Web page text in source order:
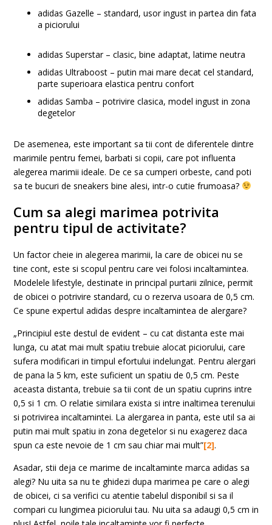
adidas Gazelle – standard, usor ingust in partea din fata
a piciorului
adidas Superstar – clasic, bine adaptat, latime neutra
adidas Ultraboost – putin mai mare decat cel standard,
parte superioara elastica pentru confort
adidas Samba – potrivire clasica, model ingust in zona
degetelor
De asemenea, este important sa tii cont de diferentele dintre
marimile pentru femei, barbati si copii, care pot influenta
alegerea marimii ideale. De ce sa cumperi orbeste, cand poti
sa te bucuri de sneakers bine alesi, intr-o cutie frumoasa?
Cum sa alegi marimea potrivita
pentru tipul de activitate?
Un factor cheie in alegerea marimii, la care de obicei nu se
tine cont, este si scopul pentru care vei folosi incaltamintea.
Modelele lifestyle, destinate in principal purtarii zilnice, permit
de obicei o potrivire standard, cu o rezerva usoara de 0,5 cm.
Ce spune expertul adidas despre incaltamintea de alergare?
„Principiul este destul de evident – cu cat distanta este mai
lunga, cu atat mai mult spatiu trebuie alocat piciorului, care
sufera modificari in timpul efortului indelungat. Pentru alergari
de pana la 5 km, este suficient un spatiu de 0,5 cm. Peste
aceasta distanta, trebuie sa tii cont de un spatiu cuprins intre
0,5 si 1 cm. O relatie similara exista si intre inaltimea terenului
si potrivirea incaltamintei. La alergarea in panta, este util sa ai
putin mai mult spatiu in zona degetelor si nu exagerez daca
spun ca este nevoie de 1 cm sau chiar mai mult”[2].
Asadar, stii deja ce marime de incaltaminte marca adidas sa
alegi? Nu uita sa nu te ghidezi dupa marimea pe care o alegi
de obicei, ci sa verifici cu atentie tabelul disponibil si sa il
compari cu lungimea piciorului tau. Nu uita sa adaugi 0,5 cm in